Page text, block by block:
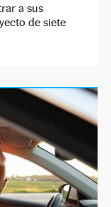
a sus
de siete